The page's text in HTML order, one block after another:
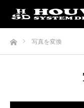
ホーム写真を変換